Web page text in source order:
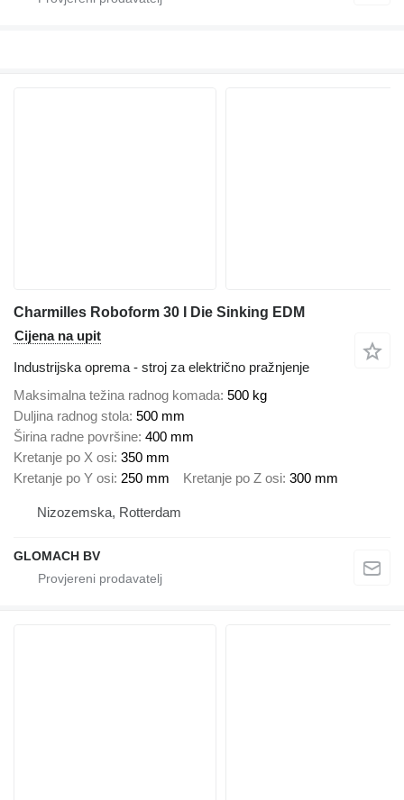
Charmilles Roboform 30 I Die Sinking EDM
Cijena na upit
Industrijska oprema - stroj za električno pražnjenje
Maksimalna težina radnog komada 500 kg
Duljina radnog stola 500 mm
Širina radne površine 400 mm
Kretanje po X osi 350 mm
Kretanje po Y osi 250 mm Kretanje po Z osi 300 mm
Nizozemska, Rotterdam
GLOMACH BV